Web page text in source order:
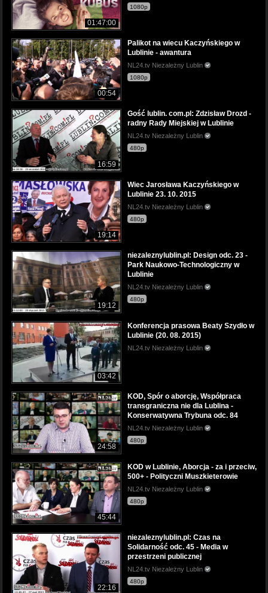
01:47:00
1080p
00:54
Palikot na wiecu Kaczyńskiego w
Lublinie - awantura
NL24.tv Niezależny Lublin
1080p
16:59
Gość lublin. com.pl: Zdzisław Drozd -
radny Rady Miejskiej w Lublinie
NL24.tv Niezależny Lublin
480p
19:14
Wiec Jarosława Kaczyńskiego w
Lublinie 23. 10. 2015
NL24.tv Niezależny Lublin
480p
19:12
niezaleznylublin.pl: Design odc. 23 -
Park Naukowo-Technologiczny w
Lublinie
NL24.tv Niezależny Lublin
480p
03:42
Konferencja prasowa Beaty Szydło w
Lublinie (20. 08. 2015)
NL24.tv Niezależny Lublin
24:58
KOD, Spór o aborcję, Współpraca
transgraniczna nie dla Lublina -
Konserwatywna Trybuna odc. 84
NL24.tv Niezależny Lublin
480p
45:44
KOD w Lublinie, Aborcja - za i przeciw,
500+ - Polityczni Muszkieterowie
NL24.tv Niezależny Lublin
480p
22:16
niezaleznylublin.pl: Czas na
Solidarność odc. 45 - Media w
przestrzeni publicznej
NL24.tv Niezależny Lublin
480p